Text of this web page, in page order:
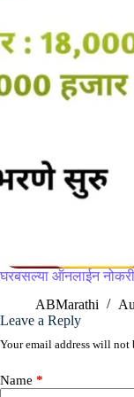
घरबसल्या ऑनलाईन
ABMarathi
Leave a Reply
Your email address will not
Name *